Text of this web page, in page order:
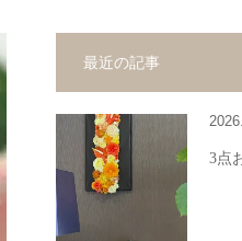
最近の記事
3点